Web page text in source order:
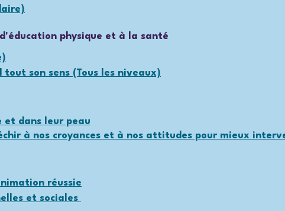
physique et à la santé
tout son sens (Tous les niveaux)
et dans leur peau
à nos croyances et à nos attitudes pour mieux
réussie
et sociales